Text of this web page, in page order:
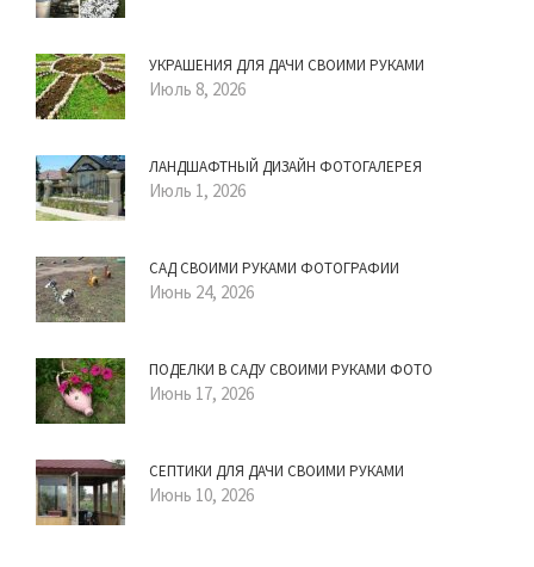
УКРАШЕНИЯ ДЛЯ ДАЧИ СВОИМИ РУКАМИ
Июль 8, 2026
ЛАНДШАФТНЫЙ ДИЗАЙН ФОТОГАЛЕРЕЯ
Июль 1, 2026
САД СВОИМИ РУКАМИ ФОТОГРАФИИ
Июнь 24, 2026
ПОДЕЛКИ В САДУ СВОИМИ РУКАМИ ФОТО
Июнь 17, 2026
СЕПТИКИ ДЛЯ ДАЧИ СВОИМИ РУКАМИ
Июнь 10, 2026